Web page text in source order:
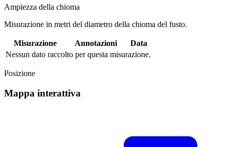
Ampiezza della chioma
Misurazione in metri del diametro della chioma del fusto.
Misurazione Annotazioni
Data
Nessun dato raccolto per questa misurazione.
Posizione
Mappa interattiva